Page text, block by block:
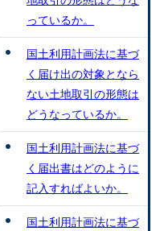
っているか。
国土利用計画法に基づ
く届け出の対象となら
ない土地取引の形態は
どうなっているか。
国土利用計画法に基づ
く届出書はどのように
記入すればよいか。
国土利用計画法に基づ